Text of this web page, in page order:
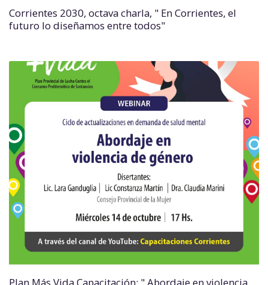
Corrientes 2030, octava charla, " En Corrientes, el
futuro lo diseñamos entre todos"